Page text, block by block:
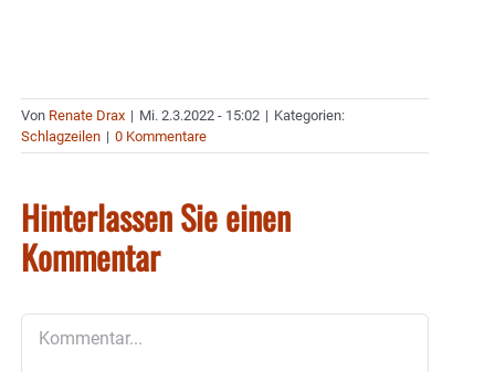
Von Renate Drax | Mi. 2.3.2022 - 15:02 | Kategorien:
Schlagzeilen | 0 Kommentare
Hinterlassen Sie einen
Kommentar